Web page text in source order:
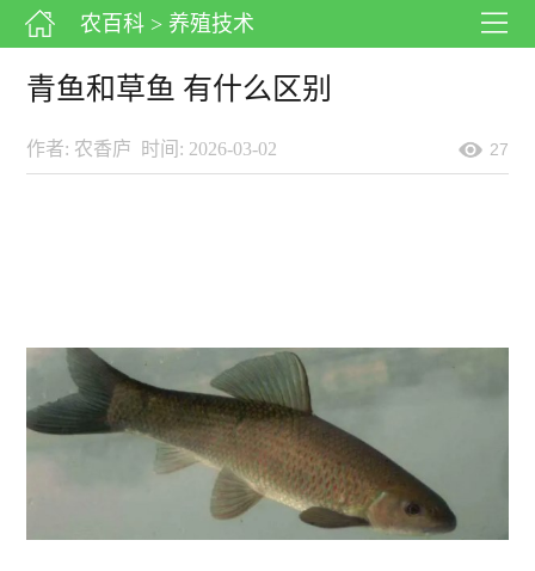
农百科 > 养殖技术
青鱼和草鱼 有什么区别
作者: 农香庐 时间: 2026-03-02 27